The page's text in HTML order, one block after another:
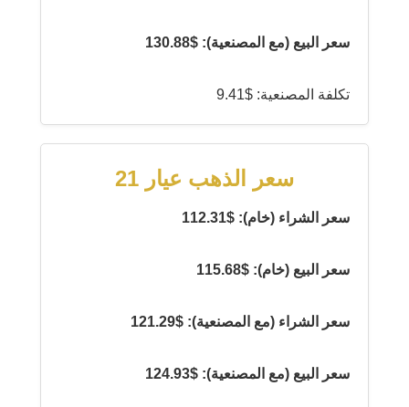
سعر البيع (مع المصنعية): $130.88
تكلفة المصنعية: $9.41
سعر الذهب عيار 21
سعر الشراء (خام): $112.31
سعر البيع (خام): $115.68
سعر الشراء (مع المصنعية): $121.29
سعر البيع (مع المصنعية): $124.93